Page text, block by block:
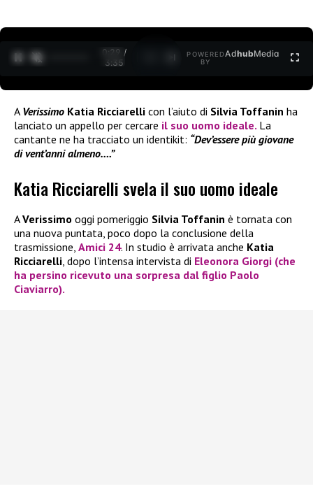
0:30 /
3:35
POWERED
BY
AdhubMedia
A Verissimo Katia Ricciarelli con l’aiuto di Silvia Toffanin ha
lanciato un appello per cercare il suo uomo ideale. La
cantante ne ha tracciato un identikit: “Dev’essere più giovane
di vent’anni almeno….”
Katia Ricciarelli svela il suo uomo ideale
AVerissimo oggi pomeriggio Silvia Toffanin è tornata con
una nuova puntata, poco dopo la conclusione della
trasmissione, Amici 24. In studio è arrivata anche Katia
Ricciarelli, dopo l’intensa intervista di Eleonora Giorgi (che
ha persino ricevuto una sorpresa dal figlio Paolo
Ciaviarro).